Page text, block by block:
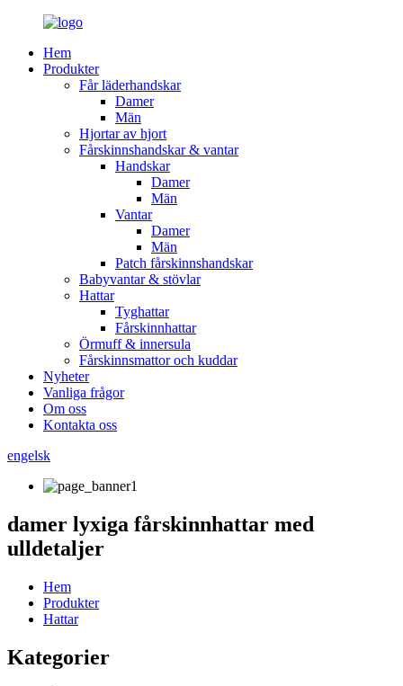
Hem
Produkter
Får läderhandskar
Damer
Män
Hjortar av hjort
Fårskinnshandskar & vantar
Handskar
Damer
Män
Vantar
Damer
Män
Patch fårskinnshandskar
Babyvantar & stövlar
Hattar
Tyghattar
Fårskinnhattar
Örmuff & innersula
Fårskinnsmattor och kuddar
Nyheter
Vanliga frågor
Om oss
Kontakta oss
engelsk
damer lyxiga fårskinnhattar med
ulldetaljer
Hem
Produkter
Hattar
Kategorier